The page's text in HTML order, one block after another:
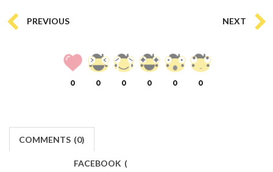
PREVIOUS NEXT
0 0 0 0 0 0
COMMENTS (0)
FACEBOOK (